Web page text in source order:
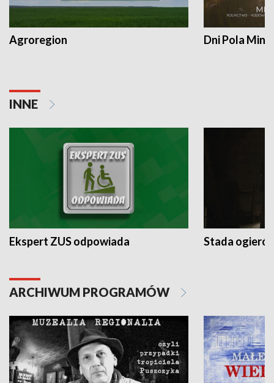
Agroregion Dni Pola
INNE
Ekspert ZUS odpowiada Stada
ARCHIWUM PROGRAMÓW